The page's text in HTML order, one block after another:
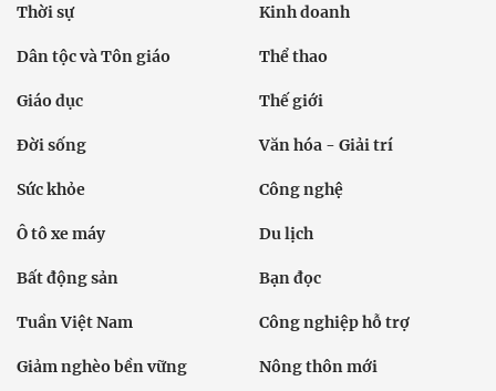
Thời sự Kinh doanh
Dân tộc và Tôn giáo Thể thao
Giáo dục Thế giới
Đời sống Văn hóa - Giải trí
Sức khỏe Công nghệ
Ô tô xe máy Du lịch
Bất động sản Bạn đọc
Tuần Việt Nam Công nghiệp hỗ trợ
Giảm nghèo bền vững Nông thôn mới